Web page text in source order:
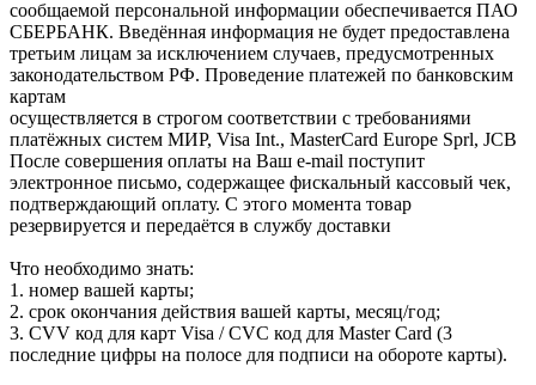
сообщаемой персональной информации обеспечивается ПАО
СБЕРБАНК. Введённая информация не будет предоставлена
третьим лицам за исключением случаев, предусмотренных
законодательством РФ. Проведение платежей по банковским
картам
осуществляется в строгом соответствии с требованиями
платёжных систем МИР, Visa Int., MasterCard Europe Sprl, JCB
После совершения оплаты на Ваш e-mail поступит
электронное письмо, содержащее фискальный кассовый чек,
подтверждающий оплату. С этого момента товар
резервируется и передаётся в службу доставки
Что необходимо знать:
1. номер вашей карты;
2. cрок окончания действия вашей карты, месяц/год;
3. CVV код для карт Visa / CVC код для Master Card (3
последние цифры на полосе для подписи на обороте карты).